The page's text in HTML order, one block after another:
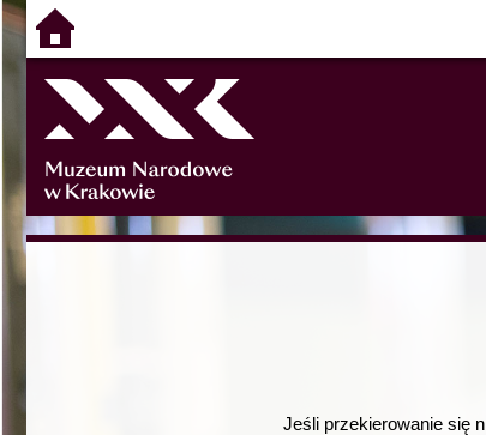
Jeśli przekierowanie się